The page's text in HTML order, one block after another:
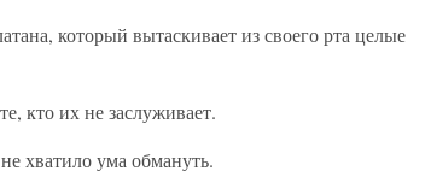
который вытаскивает из своего рта целые
кто их не заслуживает.
хватило ума обмануть.